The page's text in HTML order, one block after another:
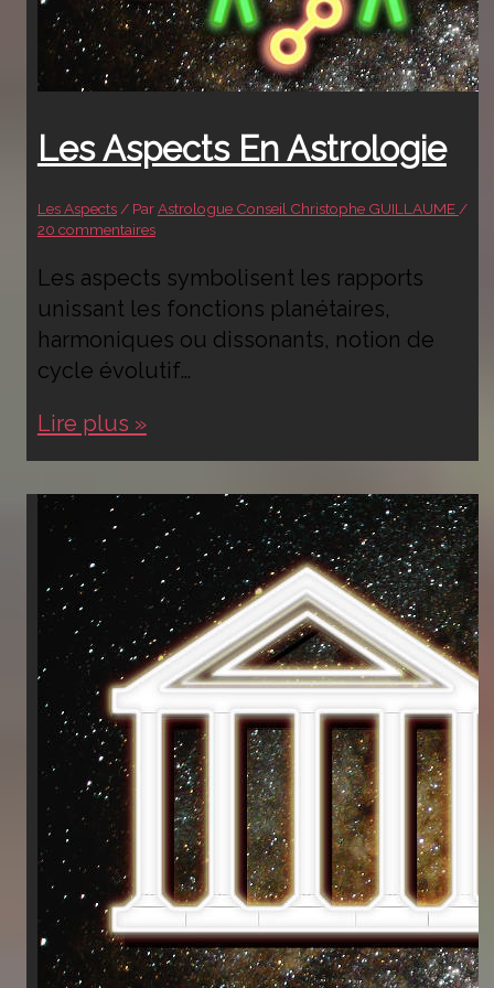
Les Aspects En Astrologie
Les Aspects/ ParAstrologue Conseil Christophe GUILLAUME /
20 commentaires
Les aspects symbolisent les rapports
unissant les fonctions planétaires,
harmoniques ou dissonants, notion de
cycle évolutif…
Les
Astrologie
Lire plus »